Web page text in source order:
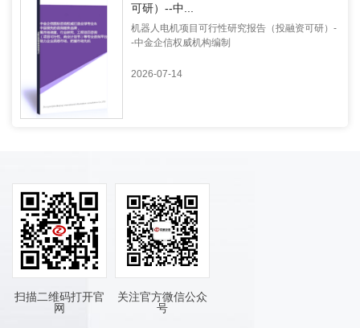
可研）--中...
机器人电机项目可行性研究报告（投融资可研）-
-中金企信权威机构编制
2026-07-14
扫描二维码打开官
网
关注官方微信公众
号